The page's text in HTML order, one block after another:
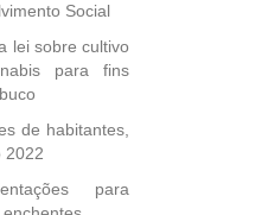
Social
lei sobre cultivo
para fins
de habitantes,
2022
para